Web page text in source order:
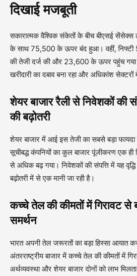
दिखाई मजबूती
सकारात्मक वैश्विक संकेतों के बीच बीएसई
के साथ 75,500 के ऊपर बंद हुआ। वहीं, निफ्टी
की तेजी दर्ज की और 23,600 के ऊपर पहुंच
खरीदारी का दबाव बना रहा और अधिकांश
शेयर बाजार रैली से निवेशकों की
की बढ़ोतरी
शेयर बाजार में आई इस तेजी का सबसे बड़ा फायदा
सूचीबद्ध कंपनियों का कुल बाजार पूंजीकरण एक
से अधिक बढ़ गया। निवेशकों की संपत्ति में यह
बढ़ोतरी में से एक मानी जा रही है।
कच्चे तेल की कीमतों में गिरावट से
समर्थन
भारत अपनी तेल जरूरतों का बड़ा हिस्सा आयात
अंतरराष्ट्रीय बाजार में कच्चे तेल की कीमतों में
अर्थव्यवस्था और शेयर बाजार दोनों को लाभ